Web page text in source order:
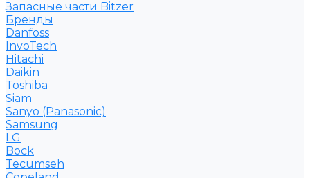
Запасные части Bitzer
Бренды
Danfoss
InvoTech
Hitachi
Daikin
Toshiba
Siam
Sanyo (Panasonic)
Samsung
LG
Bock
Tecumseh